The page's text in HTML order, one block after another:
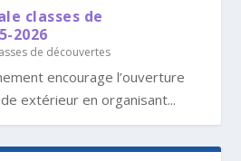
classes de
2026
de découvertes
encourage l’ouverture
extérieur en organisant...